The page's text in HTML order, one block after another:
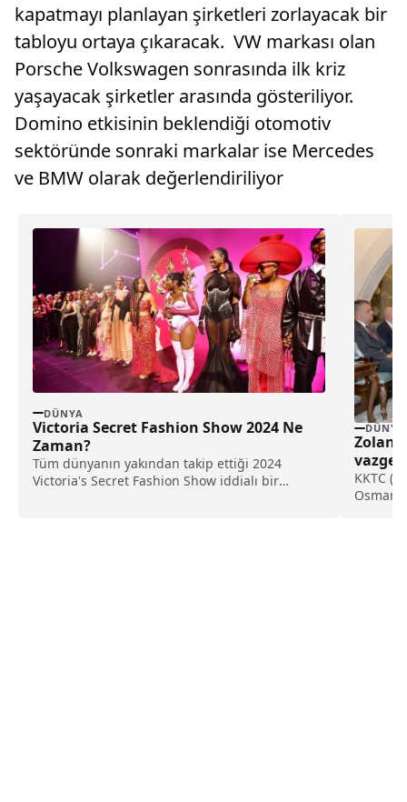
kapatmayı planlayan şirketleri zorlayacak bir
tabloyu ortaya çıkaracak. VW markası olan
Porsche Volkswagen sonrasında ilk kriz
yaşayacak şirketler arasında gösteriliyor.
Domino etkisinin beklendiği otomotiv
sektöründe sonraki markalar ise Mercedes
ve BMW olarak değerlendiriliyor
DÜNYA
Victoria Secret Fashion Show 2024 Ne
Zaman?
Tüm dünyanın yakından takip ettiği 2024
Victoria's Secret Fashion Show iddialı bir
DÜNYA
Zolan:
KKTC
Osman